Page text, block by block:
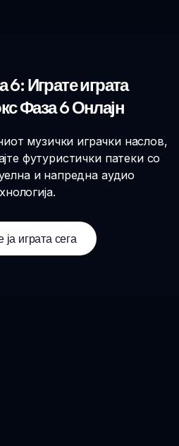
6: Играте играта
Фаза 6 Онлајн
музички играчки наслов,
футуристички патеки со
и напредна аудио
ја играта сега